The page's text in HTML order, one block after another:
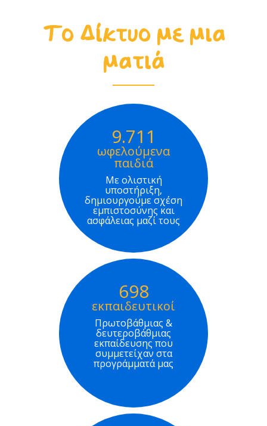
Το Δίκτυο με μια
ματιά
9.711
ωφελούμενα
παιδιά
Με ολιστική
υποστήριξη,
δημιουργούμε σχέση
εμπιστοσύνης και
ασφάλειας μαζί τους
698
εκπαιδευτικοί
Πρωτοβάθμιας &
δευτεροβάθμιας
εκπαίδευσης που
συμμετείχαν στα
προγράμματά μας